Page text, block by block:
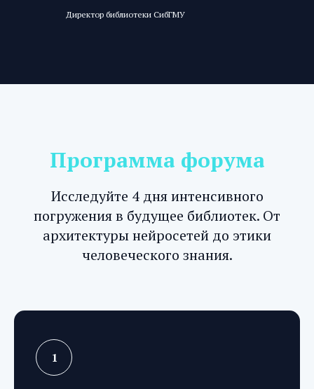
Директор библиотеки СибГМУ
Программа форума
Исследуйте 4 дня интенсивного
погружения в будущее библиотек. От
архитектуры нейросетей до этики
человеческого знания.